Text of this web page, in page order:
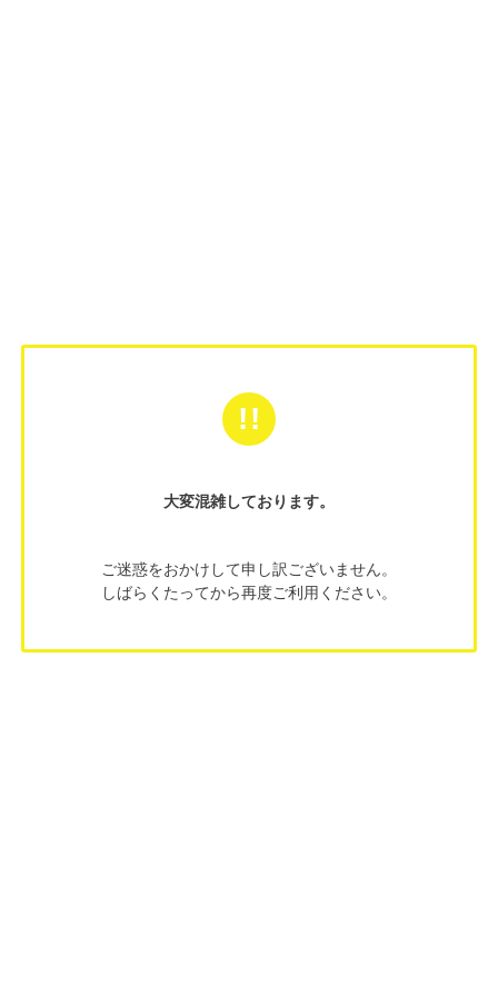
大変混雑しております。
ご迷惑をおかけして申し訳ございません。
しばらくたってから再度ご利用ください。